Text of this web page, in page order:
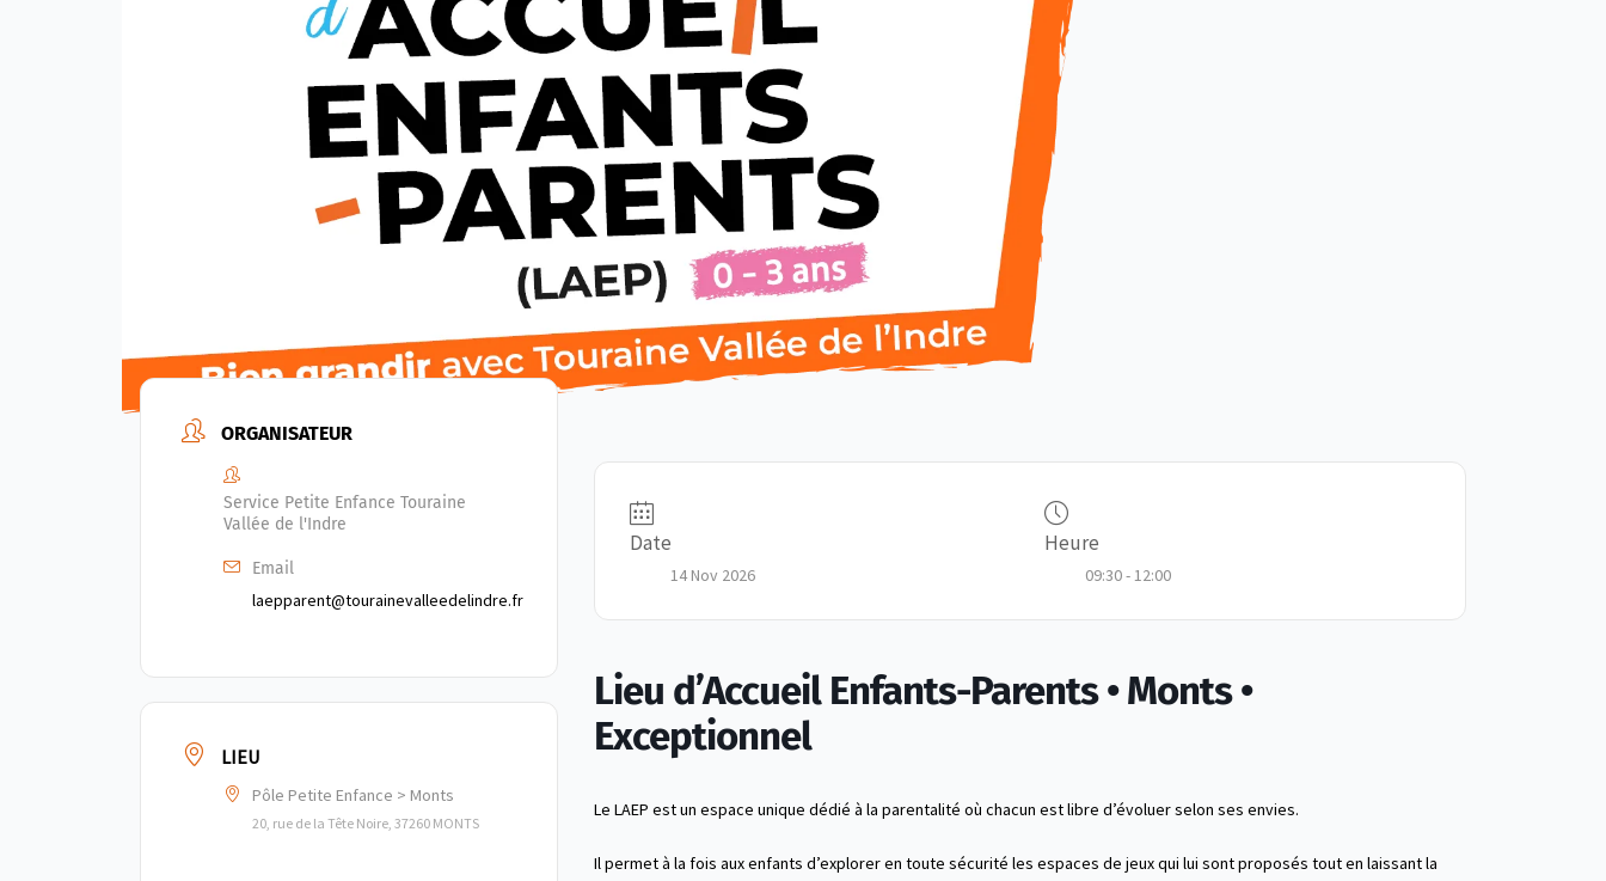
ORGANISATEUR
Service Petite Enfance Touraine
Vallée de l'Indre
Email
laepparent@tourainevalleedelindre.fr
LIEU
Pôle Petite Enfance > Monts
20, rue de la Tête Noire, 37260 MONTS
Date
14 Nov 2026
Heure
09:30 - 12:00
Lieu d’Accueil Enfants-Parents • Monts •
Exceptionnel
Le LAEP est un espace unique dédié à la parentalité où chacun est libre d’évoluer selon ses envies.
Il permet à la fois aux enfants d’explorer en toute sécurité les espaces de jeux qui lui sont proposés tout en laissant la